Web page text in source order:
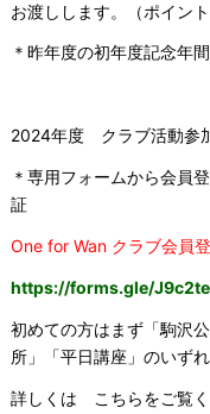
お渡しします。（ポイン
＊昨年度の初年度記念年
2024年度 クラブ活動参
＊専用フォームから会員
証
One for Wan クラブ会員
https://forms.gle/
初めての方はまず「駒沢
所」「平日講座」のいず
詳しくは こちらをご覧く